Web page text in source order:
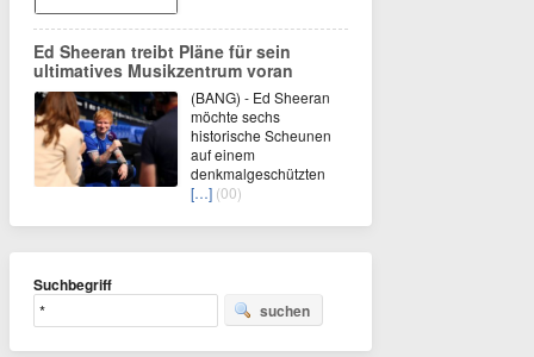
Ed Sheeran treibt Pläne für sein
ultimatives Musikzentrum voran
(BANG) - Ed Sheeran
möchte sechs
historische Scheunen
auf einem
denkmalgeschützten
[…] (00)
Suchbegriff
suchen